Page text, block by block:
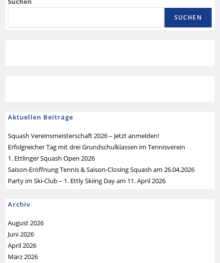
SUCHEN
Aktuellen Beiträge
Squash Vereinsmeisterschaft 2026 – Jetzt anmelden!
Erfolgreicher Tag mit drei Grundschulklassen im Tennisverein
1. Ettlinger Squash Open 2026
Saison-Eröffnung Tennis & Saison-Closing Squash am 26.04.2026
Party im Ski-Club – 1. Ettly Skiing Day am 11. April 2026
Archiv
August 2026
Juni 2026
April 2026
März 2026